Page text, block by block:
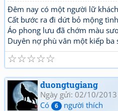
Đêm nay có một người lữ
Cất bước ra đi dứt bỏ mộng
Áo phong lưu đã chớm màu
Duyên nợ phù vân một kiếp ba
☆
☆
☆
☆
☆
duongtugiang
Ngày gửi: 02/10/
Có
6 người thích